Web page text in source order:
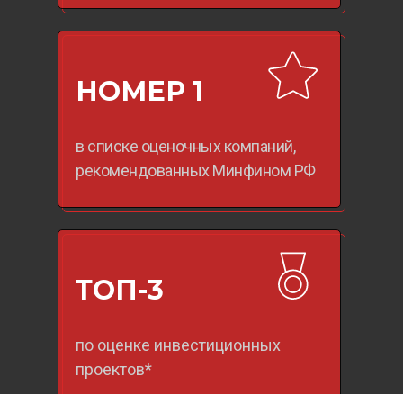
по оценке инвестиционных
проектов*
ТОП-3
в списке оценочных компаний,
рекомендованных Минфином РФ
НОМЕР 1